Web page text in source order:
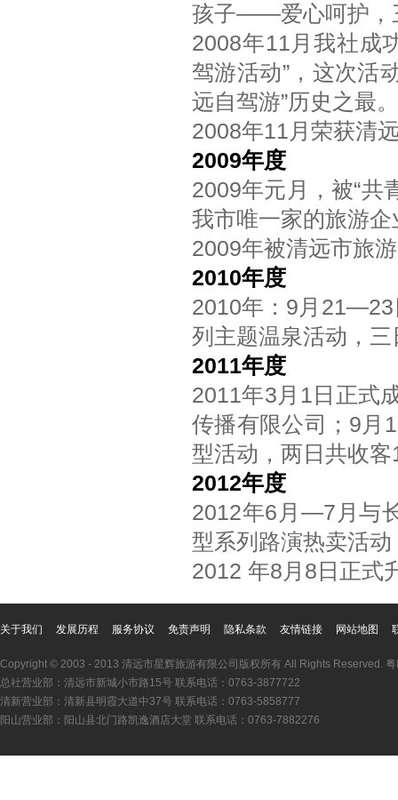
孩子——爱心呵护，
2008年11月我社成
驾游活动”，这次活
远自驾游”历史之最。
2008年11月荣获清
2009年度
2009年元月，被“共
我市唯一家的旅游企
2009年被清远市旅
2010年度
2010年：9月21—23
列主题温泉活动，
2011年度
2011年3月1日正式
传播有限公司；9月
型活动，两日共收
2012年度
2012年6月—7月与
型系列路演热卖活
2012 年8月8日正式
关于我们 发展历程 服务协议 免责声明 隐私条款 友情链接 网站地图
Copyright © 2003 - 2013 清远市星辉旅游有限公司版权所有 All Rights Reserved.
总社营业部：清远市新城小市路15号 联系电话：0763-3877722
清新营业部：清新县明霞大道中37号 联系电话：0763-5858777
阳山营业部：阳山县北门路凯逸酒店大堂 联系电话：0763-7882276